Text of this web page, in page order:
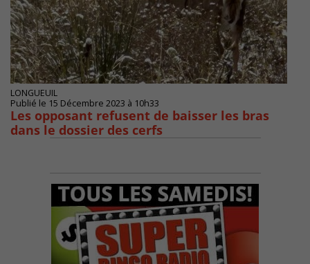
LONGUEUIL
Publié le 15 Décembre 2023 à 10h33
Les opposant refusent de baisser les bras
dans le dossier des cerfs